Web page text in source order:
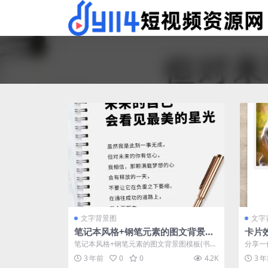
文字背景图
笔记本风格+钢笔元素的图文背景图
模板(书单、读书笔记、文案、鸡
汤、情感语录必备)
笔记本风格+钢笔元素的图文背景图模板(书
单、读书笔记、文案、鸡汤、情感语录必备)...
3 年前 0 0 4.2K
文字
卡片
读书
备)
分享
读书
3